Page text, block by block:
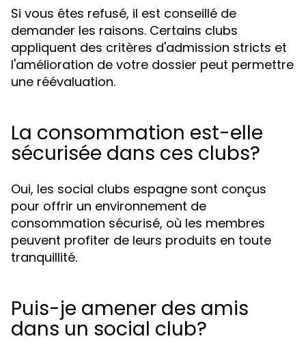
Si vous êtes refusé, il est conseillé de
demander les raisons. Certains clubs
appliquent des critères d'admission stricts et
l'amélioration de votre dossier peut permettre
une réévaluation.
La consommation est-elle
sécurisée dans ces clubs?
Oui, les social clubs espagne sont conçus
pour offrir un environnement de
consommation sécurisé, où les membres
peuvent profiter de leurs produits en toute
tranquillité.
Puis-je amener des amis
dans un social club?